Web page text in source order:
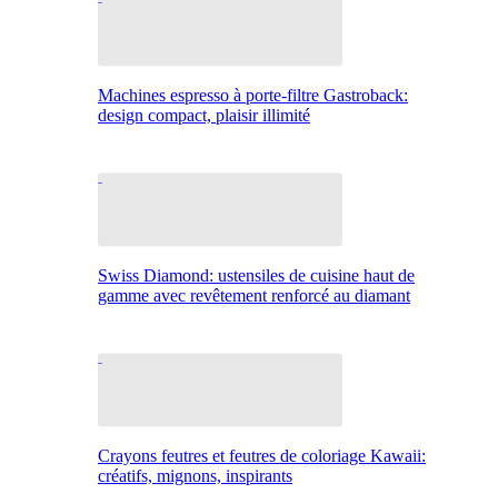
Machines espresso à porte-filtre Gastroback:
design compact, plaisir illimité
Swiss Diamond: ustensiles de cuisine haut de
gamme avec revêtement renforcé au diamant
Crayons feutres et feutres de coloriage Kawaii:
créatifs, mignons, inspirants